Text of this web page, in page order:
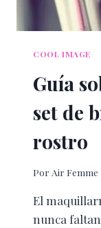
COOL IMAGE
Guía
set de
rostro
Por Air Femme
El
nunca